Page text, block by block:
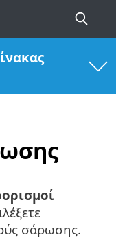
σάρωσης.